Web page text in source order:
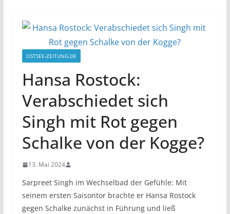
OSTSEE-ZEITUNG.DE
Hansa Rostock:
Verabschiedet sich
Singh mit Rot gegen
Schalke von der Kogge?
13. Mai 2024
Sarpreet Singh im Wechselbad der Gefühle: Mit
seinem ersten Saisontor brachte er Hansa Rostock
gegen Schalke zunächst in Führung und ließ